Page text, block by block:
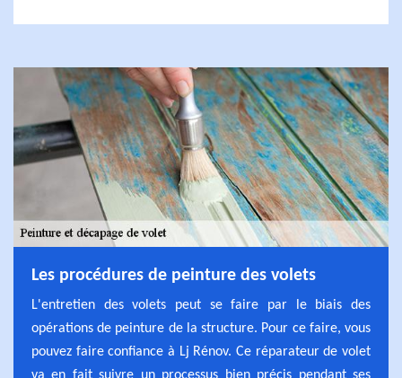
Les procédures de peinture des volets
L'entretien des volets peut se faire par le biais des
opérations de peinture de la structure. Pour ce faire, vous
pouvez faire confiance à Lj Rénov. Ce réparateur de volet